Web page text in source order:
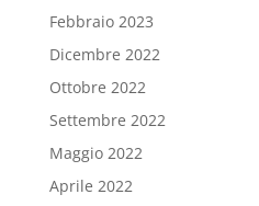
Febbraio 2023
Dicembre 2022
Ottobre 2022
Settembre 2022
Maggio 2022
Aprile 2022